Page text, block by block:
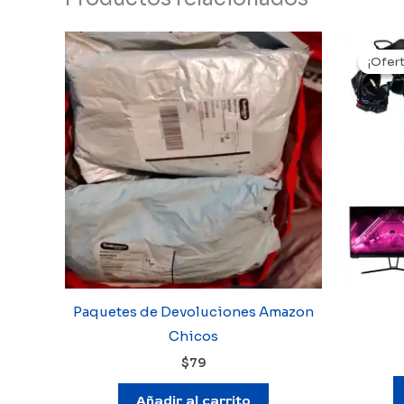
Paquetes de Devoluciones Amazon
Chicos
$79